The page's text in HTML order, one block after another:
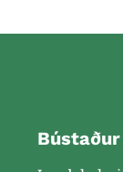
Bústaður